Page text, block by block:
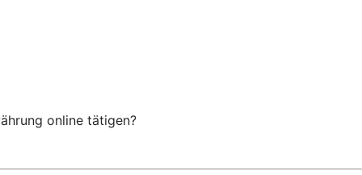
online tätigen?